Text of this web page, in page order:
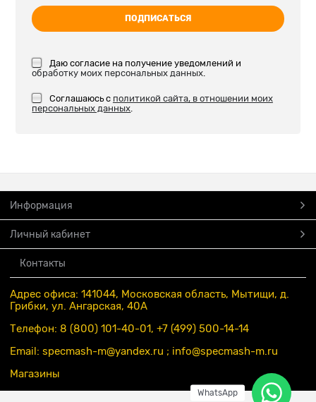
ПОДПИСАТЬСЯ
Даю согласие на получение уведомлений и
обработку моих персональных данных
Соглашаюсь с политикой сайта, в отношении моих
персональных данных.
Информация
Личный кабинет
Контакты
Адрес офиса: 141044, Московская область, Мытищи, д.
Грибки, ул. Ангарская, 40А
Телефон: 8 (800) 101-40-01, +7 (499) 500-14-14
Email: specmash-m@yandex.ru ; info@specmash-m.ru
Магазины
WhatsApp